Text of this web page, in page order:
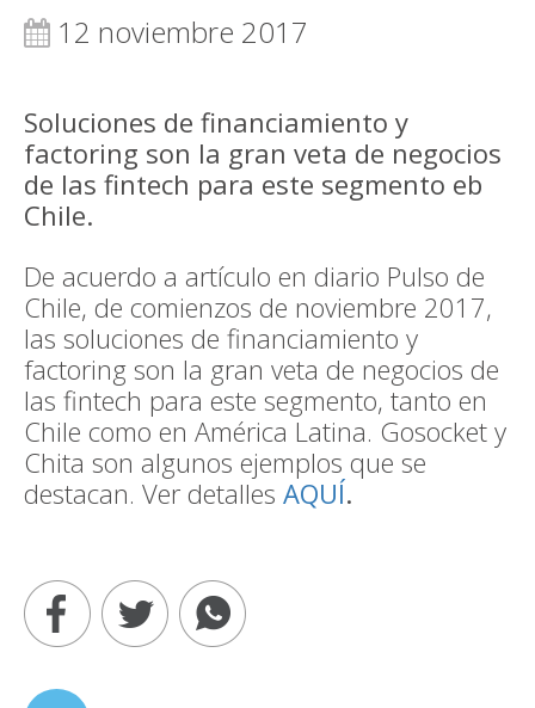
12 noviembre 2017
Soluciones de financiamiento y
factoring son la gran veta de negocios
de las fintech para este segmento eb
Chile.
De acuerdo a artículo en diario Pulso de
Chile, de comienzos de noviembre 2017,
las soluciones de financiamiento y
factoring son la gran veta de negocios de
las fintech para este segmento, tanto en
Chile como en América Latina. Gosocket y
Chita son algunos ejemplos que se
destacan. Ver detalles AQUÍ.